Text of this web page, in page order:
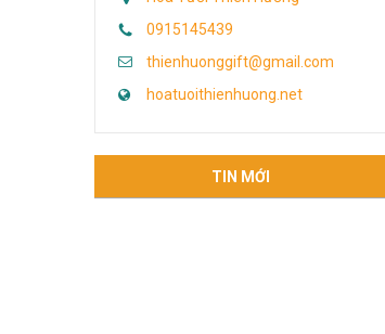
Hoa Tươi Thiên Hương
0915145439
thienhuonggift@gmail.com